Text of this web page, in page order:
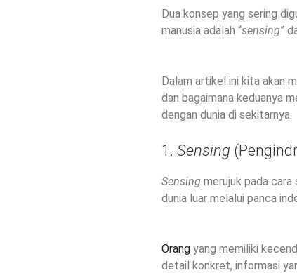
Dua konsep yang sering
manusia adalah “sensing”
Dalam artikel ini kita akan
dan bagaimana keduanya
dengan dunia di sekitarnya.
1. Sensing
Sensing merujuk pada cara
dunia luar melalui panca
Orang yang memiliki
detail konkret, informasi